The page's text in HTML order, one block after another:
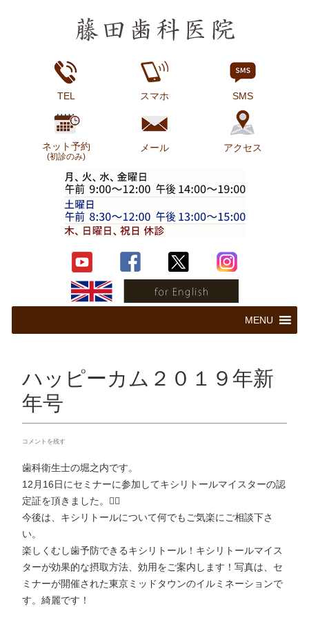
TEL スマホ SMS
ネット予約
(初診のみ)
メール アクセス
へ
ッ
MENU
ハッピーカム２０１９年新
年号
コメントを残す
歯科衛生士の堀之内です。
12月16日にセミナーに参加してキシリトールマイスターの認
定証を頂きました。🙇‍♀️
今後は、キシリトールについて何でもご気楽にご相談下さ
い。
楽しくむし歯予防できるキシリトール！キシリトールマイス
ターが効果的な摂取方法、効用をご案内します！写真は、セ
ミナーが開催された東京ミッドタウンのイルミネーションで
す。綺麗です！